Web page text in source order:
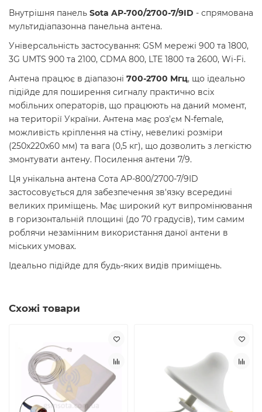
Внутрішня панель Sota AP-700/2700-7/9ID - спрямована
мультидіапазонна панельна антена.
Універсальність застосування: GSM мережі 900 та 1800,
3G UMTS 900 та 2100, CDMA 800, LTE 1800 та 2600, Wi-Fi.
Антена працює в діапазоні 700-2700 Мгц, що ідеально
підійде для поширення сигналу практично всіх
мобільних операторів, що працюють на даний момент,
на території України. Антена має роз'єм N-female,
можливість кріплення на стіну, невеликі розміри
(250х220х60 мм) та вага (0,5 кг), що дозволить з легкістю
змонтувати антену. Посилення антени 7/9.
Ця унікальна антена Сота AP-800/2700-7/9ID
застосовується для забезпечення зв'язку всередині
великих приміщень. Має широкий кут випромінювання
в горизонтальній площині (до 70 градусів), тим самим
роблячи незамінним використання даної антени в
міських умовах.
Ідеально підійде для будь-яких видів приміщень.
Схожі товари